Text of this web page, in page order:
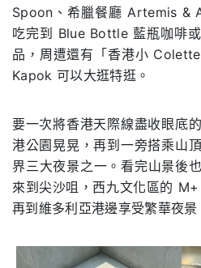
Spoon、希臘餐廳 Artemis &
吃完到 Blue Bottle 藍瓶咖啡
品，周遭還有「⾹港⼩
Kapok 可以⼤逛特逛。
要⼀次將⾹港天際線盡收眼底
港公園晃晃，再到⼀旁搭乘⼭
界三⼤夜景之⼀。看完⼭景
來到尖沙咀，西九⽂化區的
再到維多利亞港邊享受繁華夜景